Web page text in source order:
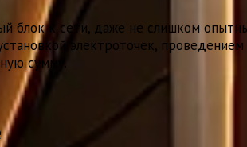
блок к сети, даже не слишком
электроточек,
сумму.